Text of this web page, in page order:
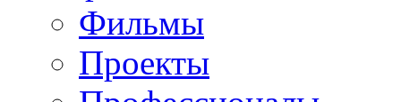
Фильмы
Проекты